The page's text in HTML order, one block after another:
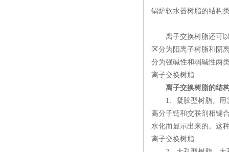
锅炉软水器树脂的结构
离子交换树脂还可以
区分为阳离子树脂和阴
分为强碱性和弱碱性两
离子交换树脂
离子交换树脂的结
1、凝胶型树脂。用普
高分子链和交联剂相键
水化而显示出来的。这
离子交换树脂